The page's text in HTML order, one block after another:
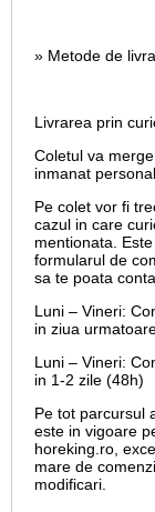
» Metode de
Livrarea prin
Coletul va
inmanat
Pe colet vor fi
cazul in care
mentionata.
formularul de
sa te poata
Luni – Vineri:
in ziua
Luni – Vineri:
in 1-2 zile (48h)
Pe tot parcursul
este in vigoare
horeking.ro,
mare de
modificari.